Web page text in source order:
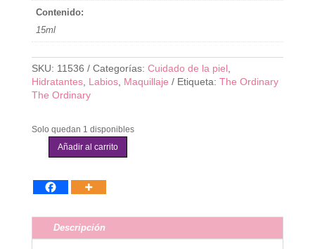
Contenido:
15ml
SKU: 11536 Categorías: Cuidado de la piel,
Hidratantes, Labios, Maquillaje Etiqueta: The Ordinary
The Ordinary
Solo quedan 1 disponibles
-
Squalane
Amino
Acids
Añadir al carrito
Descripción